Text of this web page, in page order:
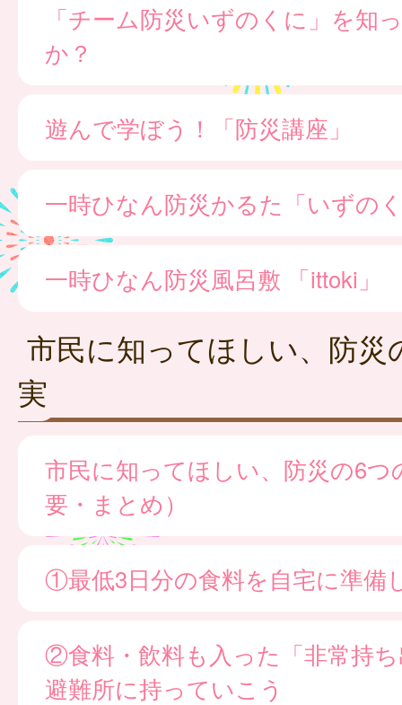
「チーム防災いずのくに」を知
か？
遊んで学ぼう！「防災講座」
一時ひなん防災かるた「いずの
一時ひなん防災風呂敷 「ittoki」
市民に知ってほしい、防災
実
市民に知ってほしい、防災の6つ
要・まとめ）
①最低3日分の食料を自宅に準備
②食料・飲料も入った「非常持
避難所に持っていこう